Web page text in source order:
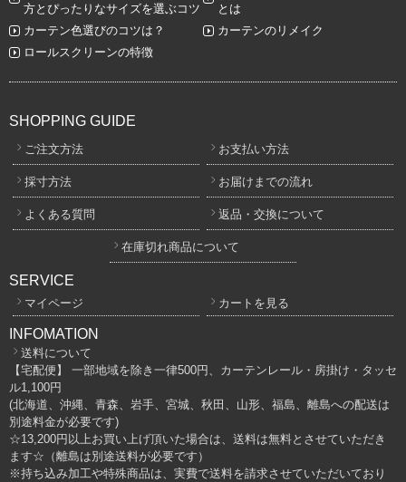
方とぴったりなサイズを選ぶコツ
とは
カーテン色選びのコツは？
カーテンのリメイク
ロールスクリーンの特徴
SHOPPING GUIDE
ご注文方法 お支払い方法
採寸方法 お届けまでの流れ
よくある質問 返品・交換について
在庫切れ商品について
SERVICE
マイページ カートを見る
INFOMATION
送料について
【宅配便】 一部地域を除き一律500円、カーテンレール・房掛け・タッセ
ル1,100円
(北海道、沖縄、青森、岩手、宮城、秋田、山形、福島、離島への配送は
別途料金が必要です)
☆13,200円以上お買い上げ頂いた場合は、送料は無料とさせていただき
ます☆（離島は別途送料が必要です）
※持ち込み加工や特殊商品は、実費で送料を請求させていただいており